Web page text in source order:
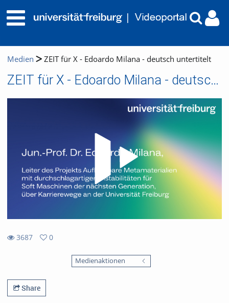
Medien ZEIT für X - Edoardo Milana - deutsch untertitelt
ZEIT für X - Edoardo Milana - deutsch untertitelt
3687
0
Medienaktionen
Share